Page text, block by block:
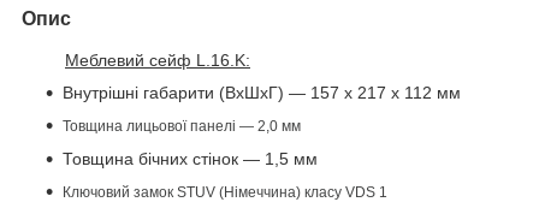
Опис
Меблевий сейф L.16.K:
Внутрішні габарити (ВхШхГ) — 157 х 217 х 112 мм
Товщина лицьової панелі — 2,0 мм
Товщина бічних стінок — 1,5 мм
Ключовий замок STUV (Німеччина) класу VDS 1